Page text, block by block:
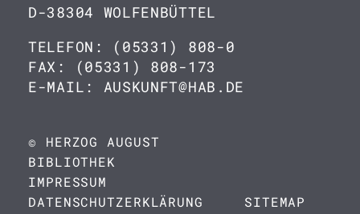
D-38304 WOLFENBÜTTEL
TELEFON: (05331) 808-0
FAX: (05331) 808-173
E-MAIL: AUSKUNFT@HAB.DE
© HERZOG AUGUST
BIBLIOTHEK
IMPRESSUM
DATENSCHUTZERKLÄRUNG
SITEMAP